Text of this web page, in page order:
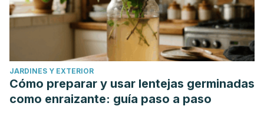
JARDINES Y EXTERIOR
Cómo preparar y usar lentejas germinadas
como enraizante: guía paso a paso